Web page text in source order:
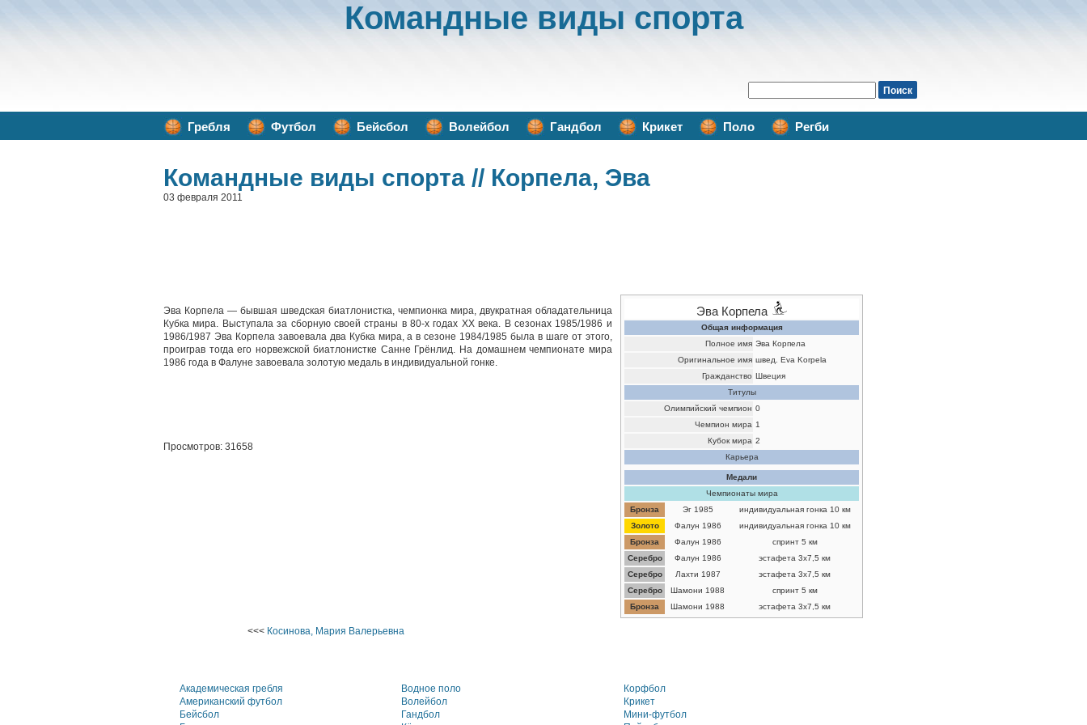
Командные виды спорта
Гребля Футбол Бейсбол Волейбол Гандбол Крикет Поло Регби
Командные виды спорта // Корпела, Эва
03 февраля 2011
Эва Корпела
Общая информация
Полное имя Эва Корпела
Оригинальное имя швед. Eva Korpela
Гражданство Швеция
Титулы
Олимпийский чемпион 0
Чемпион мира 1
Кубок мира 2
Карьера
Медали
Чемпионаты мира
Бронза
Эг 1985
индивидуальная гонка 10 км
Золото
Фалун 1986
индивидуальная гонка 10 км
Бронза
Фалун 1986
спринт 5 км
Серебро
Фалун 1986
эстафета 3х7,5 км
Серебро
Лахти 1987
эстафета 3x7,5 км
Серебро
Шамони 1988
спринт 5 км
Бронза
Шамони 1988 эстафета 3х7,5 км
Эва Корпела — бывшая шведская биатлонистка, чемпионка мира, двукратная обладательница
Кубка мира. Выступала за сборную своей страны в 80-х годах XX века. В сезонах 1985/1986 и
1986/1987 Эва Корпела завоевала два Кубка мира, а в сезоне 1984/1985 была в шаге от этого,
проиграв тогда его норвежской биатлонистке Санне Грёнлид. На домашнем чемпионате мира
1986 года в Фалуне завоевала золотую медаль в индивидуальной гонке.
Просмотров: 31658
<<< Косинова, Мария Валерьевна
Академическая гребля
Американский футбол
Бейсбол
Водное поло
Волейбол
Гандбол
Корфбол
Крикет
Мини-футбол